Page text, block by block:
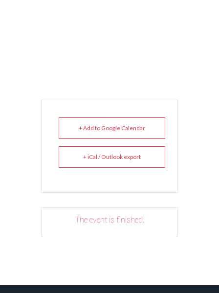
+ Add to Google Calendar
+ iCal / Outlook export
The event is finished.